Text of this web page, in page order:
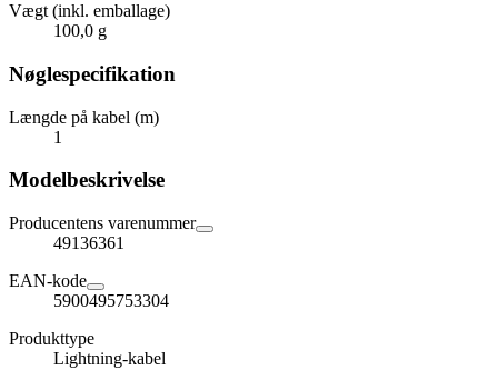
Vægt (inkl. emballage)
100,0 g
Nøglespecifikation
Længde på kabel (m)
1
Modelbeskrivelse
Producentens varenummer
49136361
EAN-kode
5900495753304
Produkttype
Lightning-kabel